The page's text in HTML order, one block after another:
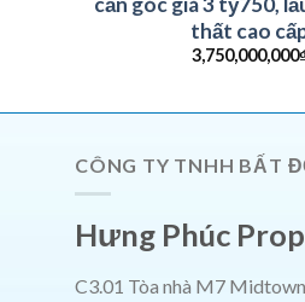
thất cao
3,750,000,000
CÔNG TY TNHH BẤT
Hưng Phúc
C3.01 Tòa nhà M7 Midtown